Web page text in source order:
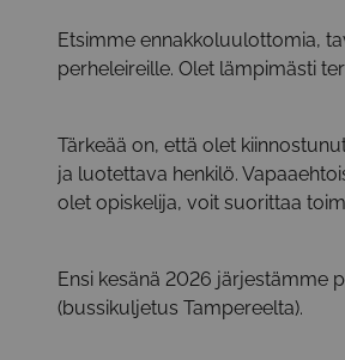
Etsimme ennakkoluulottomia,
perheleireille. Olet lämpimästi
Tärkeää on, että olet
ja luotettava henkilö.
olet opiskelija, voit suorittaa
Ensi kesänä 2026 järjestämme
(bussikuljetus Tampereelta).